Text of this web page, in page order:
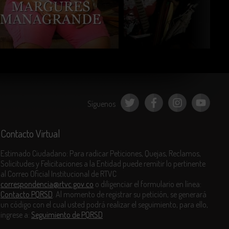
COMPARTIR
Síguenos
Contacto Virtual
Estimado Ciudadano: Para radicar Peticiones, Quejas, Reclamos,
Solicitudes y Felicitaciones a la Entidad puede remitir lo pertinente
al Correo Oficial Institucional de RTVC
correspondencia@rtvc.gov.co o diligenciar el formulario en línea:
Contacto PQRSD . Al momento de registrar su petición, se generará
un código con el cual usted podrá realizar el seguimiento, para ello,
ingrese a: Seguimiento de PQRSD